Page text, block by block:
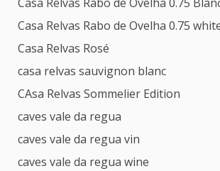
Casa Relvas Rabo de Ovelha 0.75
Casa Relvas Rosé
casa relvas sauvignon blanc
CAsa Relvas Sommelier Edition
caves vale da regua
caves vale da regua vin
caves vale da regua wine